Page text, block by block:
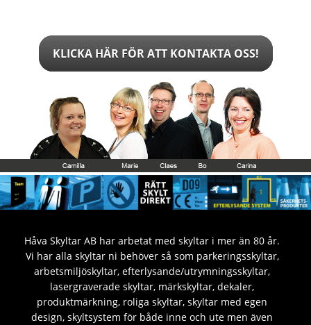
KLICKA HÄR FÖR ATT KONTAKTA OSS!
Håva Skyltar AB har arbetat med skyltar i mer än 80 år.
Vi har alla skyltar ni behöver så som parkeringsskyltar,
arbetsmiljöskyltar, efterlysande/utrymningsskyltar,
lasergraverade skyltar, märkskyltar, dekaler,
produktmärkning, roliga skyltar, skyltar med egen
design, skyltsystem för både inne och ute men även